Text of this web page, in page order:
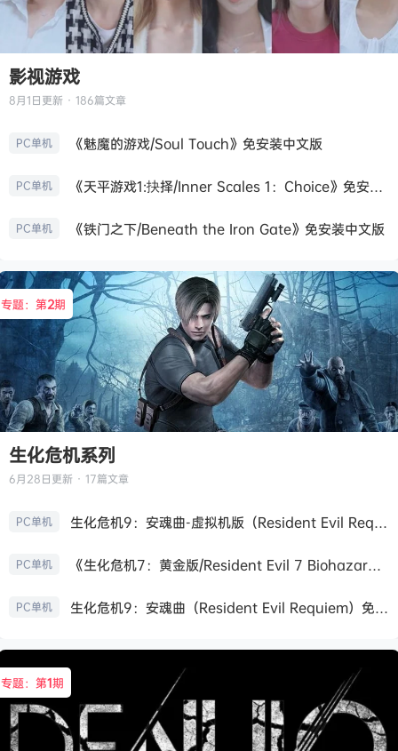
影视游戏
8月1日更新 · 186篇文章
PC单机 《魅魔的游戏/Soul Touch》免安装中文版
PC单机 《天平游戏1:抉择/Inner Scales 1：Choice》免安装中文版
PC单机 《铁门之下/Beneath the Iron Gate》免安装中文版
专题：第2期
生化危机系列
6月28日更新 · 17篇文章
PC单机 生化危机9：安魂曲-虚拟机版（Resident Evil Requiem HYPERVISOR）免安装中文版
PC单机 《生化危机7：黄金版/Resident Evil 7 Biohazard》免安装中文版
PC单机 生化危机9：安魂曲（Resident Evil Requiem）免安装中文版
专题：第1期